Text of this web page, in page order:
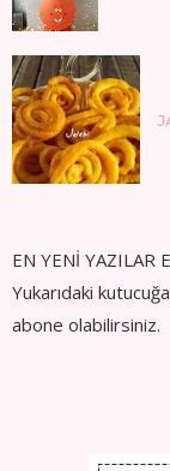
EN YENİ YAZILAR
Yukarıdaki
abone olabilirsiniz.